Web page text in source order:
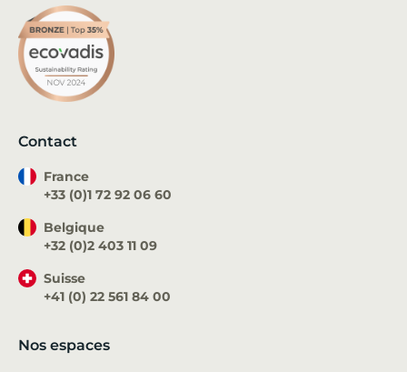
Contact
France
+33 (0)1 72 92 06 60
Belgique
+32 (0)2 403 11 09
Suisse
+41 (0) 22 561 84 00
Nos espaces